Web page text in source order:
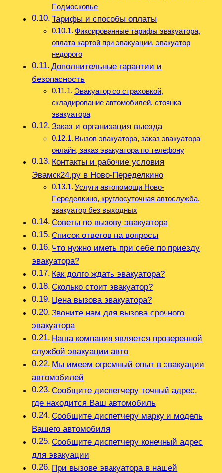
Подмосковье
Тарифы и способы оплаты
Фиксированные тарифы эвакуатора,
оплата картой при эвакуации, эвакуатор
недорого
Дополнительные гарантии и
безопасность
Эвакуатор со страховкой,
складирование автомобилей, стоянка
эвакуатора
Заказ и организация выезда
Вызов эвакуатора, заказ эвакуатора
онлайн, заказ эвакуатора по телефону
Контакты и рабочие условия
Эвамск24.ру в Ново-Переделкино
Услуги автопомощи Ново-
Переделкино, круглосуточная автослужба,
эвакуатор без выходных
Советы по вызову эвакуатора
Список ответов на вопросы
Что нужно иметь при себе по приезду
эвакуатора?
Как долго ждать эвакуатора?
Сколько стоит эвакуатор?
Цена вызова эвакуатора?
Звоните нам для вызова срочного
эвакуатора
Наша компания является проверенной
службой эвакуации авто
Мы имеем огромный опыт в эвакуации
автомобилей
Сообщите диспетчеру точный адрес,
где находится Ваш автомобиль
Сообщите диспетчеру марку и модель
Вашего автомобиля
Сообщите диспетчеру конечный адрес
для эвакуации
При вызове эвакуатора в нашей